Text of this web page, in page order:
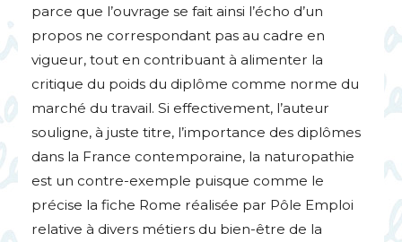
parce que l’ouvrage se fait ainsi l’écho d’un
propos ne correspondant pas au cadre en
vigueur, tout en contribuant à alimenter la
critique du poids du diplôme comme norme du
marché du travail. Si effectivement, l’auteur
souligne, à juste titre, l’importance des diplômes
dans la France contemporaine, la naturopathie
est un contre-exemple puisque comme le
précise la fiche Rome réalisée par Pôle Emploi
relative à divers métiers du bien-être de la